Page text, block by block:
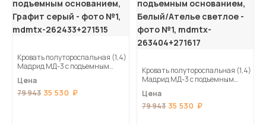
Кровать полутороспальная (1,4)
Мадрид МД-3 с подъемным
Цена
79 943 35 530
Кровать полутороспальная (1,4)
Мадрид МД-3 с подъемным
светлое
Цена
79 943 35 530